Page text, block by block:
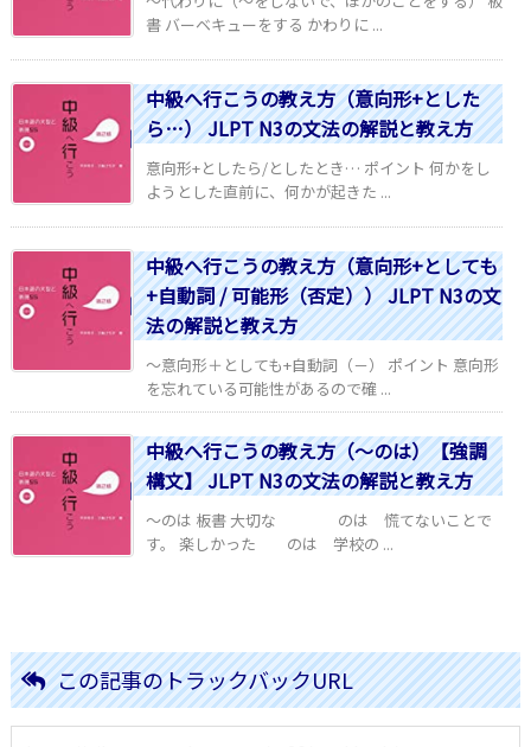
書 バーベキューをする かわりに ...
中級へ行こうの教え方（意向形+とした
ら…） JLPT N3の文法の解説と教え方
意向形+としたら/としたとき… ポイント 何かをし
ようとした直前に、何かが起きた ...
中級へ行こうの教え方（意向形+としても
+自動詞 / 可能形（否定）） JLPT N3の文
法の解説と教え方
～意向形＋としても+自動詞（－） ポイント 意向形
を忘れている可能性があるので確 ...
中級へ行こうの教え方（～のは）【強調
構文】 JLPT N3の文法の解説と教え方
～のは 板書 大切な のは 慌てないことで
す。 楽しかった のは 学校の ...
この記事のトラックバックURL